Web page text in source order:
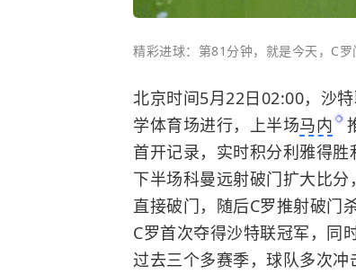
精彩进球：第81分钟，就是今天，C
北京时间5月22日02:00，沙
学体育场进行，上半场马内
首开记录，实时积分利雅得胜
下半场科曼远射破门扩大比
直接破门，随后C罗推射破门
C罗首次夺得沙特联冠军，同
过去三个多赛季，球队多次